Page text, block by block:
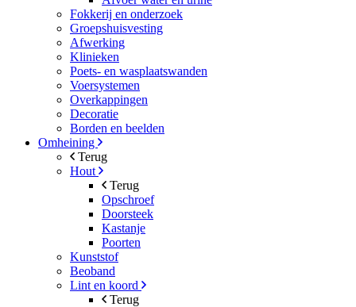
Fokkerij en onderzoek
Groepshuisvesting
Afwerking
Klinieken
Poets- en wasplaatswanden
Voersystemen
Overkappingen
Decoratie
Borden en beelden
Omheining
Terug
Hout
Terug
Opschroef
Doorsteek
Kastanje
Poorten
Kunststof
Beoband
Lint en koord
Terug